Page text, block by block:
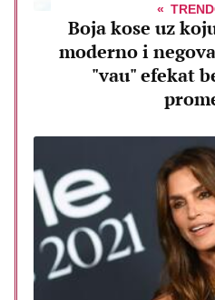
Boja kose uz
moderno i
"vau" efekat